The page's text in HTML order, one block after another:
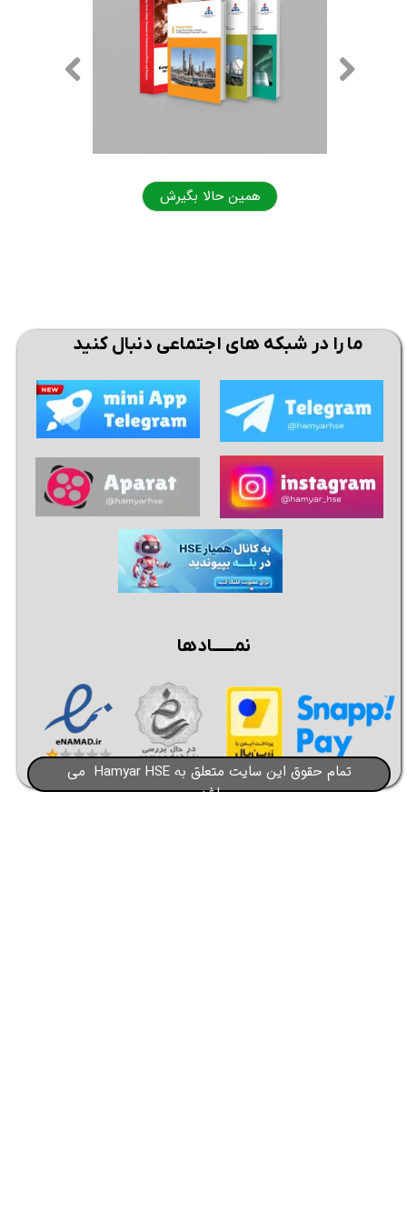
همین حالا بگیرش
تمام حقوق این سایت متعلق به Hamyar HSE می
باشد​​​​​​​
ما را در شبکه های اجتماعی دنبال کنید
نمــــــادها